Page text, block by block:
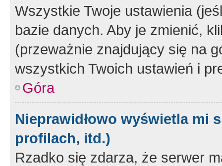
Wszystkie Twoje ustawienia
bazie danych. Aby je zmienić,
(przeważnie znajdujący się na
wszystkich Twoich ustawień i
Góra
Nieprawidłowo wyświetla mi
profilach, itd.)
Rzadko się zdarza, że serwer